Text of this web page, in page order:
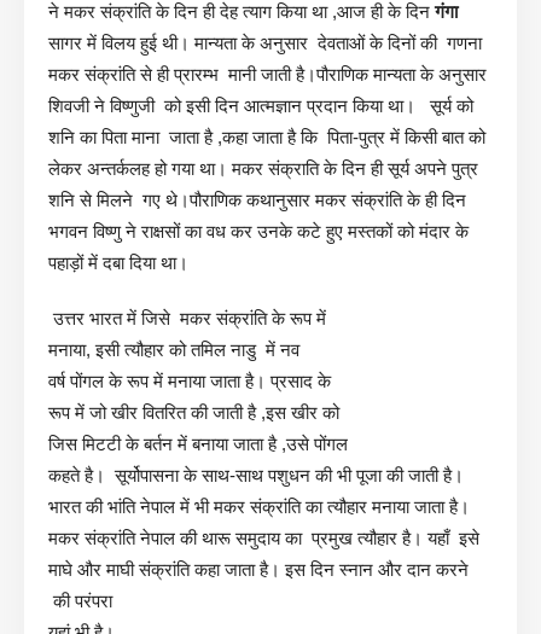
ने मकर संक्रांति के दिन ही देह त्याग किया था ,आज ही के दिनगंगा
सागर में विलय हुई थी। मान्यता के अनुसार देवताओं के दिनों की गणना
मकर संक्रांति से ही प्रारम्भ मानी जाती है।पौराणिक मान्यता के अनुसार
शिवजी ने विष्णुजी को इसी दिन आत्मज्ञान प्रदान किया था। सूर्य को
शनि का पिता माना जाता है ,कहा जाता है कि पिता-पुत्र में किसी बात को
लेकर अन्तर्कलह हो गया था। मकर संक्राति के दिन ही सूर्य अपने पुत्र
शनि से मिलने गए थे।पौराणिक कथानुसार मकर संक्रांति के ही दिन
भगवन विष्णु ने राक्षसों का वध कर उनके कटे हुए मस्तकों को मंदार के
पहाड़ों में दबा दिया था।
उत्तर भारत में जिसे मकर संक्रांति के रूप में
मनाया, इसी त्यौहार को तमिल नाडु में नव
वर्ष पोंगल के रूप में मनाया जाता है। प्रसाद के
रूप में जो खीर वितरित की जाती है ,इस खीर को
जिस मिटटी के बर्तन में बनाया जाता है ,उसे पोंगल
कहते है। सूर्योपासना के साथ-साथ पशुधन की भी पूजा की जाती है।
भारत की भांति नेपाल में भी मकर संक्रांति का त्यौहार मनाया जाता है।
मकर संक्रांति नेपाल की थारू समुदाय का प्रमुख त्यौहार है। यहाँ इसे
माघे और माघी संक्रांति कहा जाता है। इस दिन स्नान और दान करने
की परंपरा